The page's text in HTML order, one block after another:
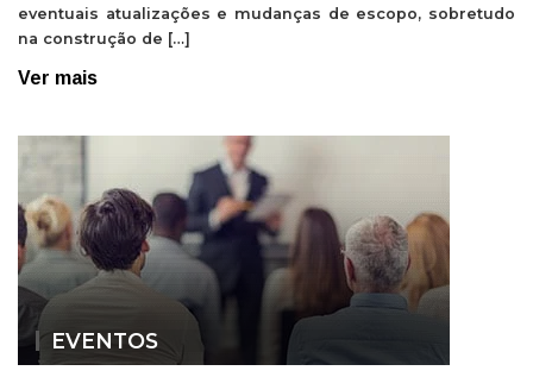
eventuais atualizações e mudanças de escopo, sobretudo
na construção de […]
Ver mais
EVENTOS